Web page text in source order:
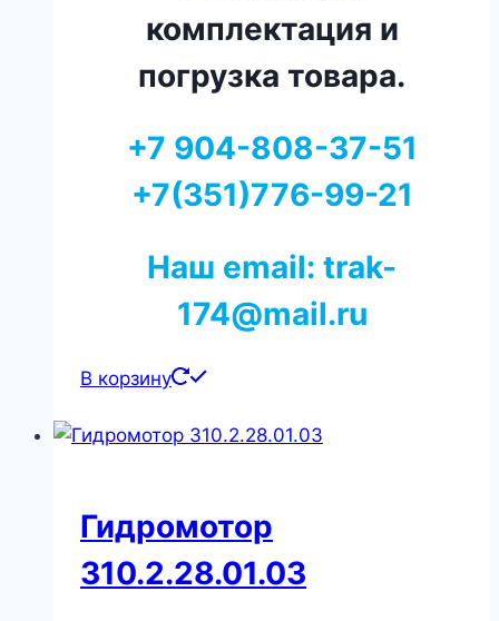
комплектация и
погрузка товара.
+7 904-808-37-51
+7(351)776-99-21
Наш email: trak-
174@mail.ru
В корзину
Гидромотор
310.2.28.01.03